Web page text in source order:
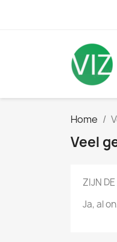
Home
Veel
ZIJN
Ja, al